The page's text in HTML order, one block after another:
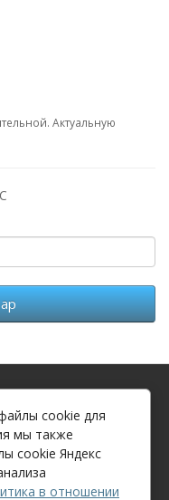
Актуальную
cookie
данных
cookie для
мы также
cookie Яндекс
в отношении